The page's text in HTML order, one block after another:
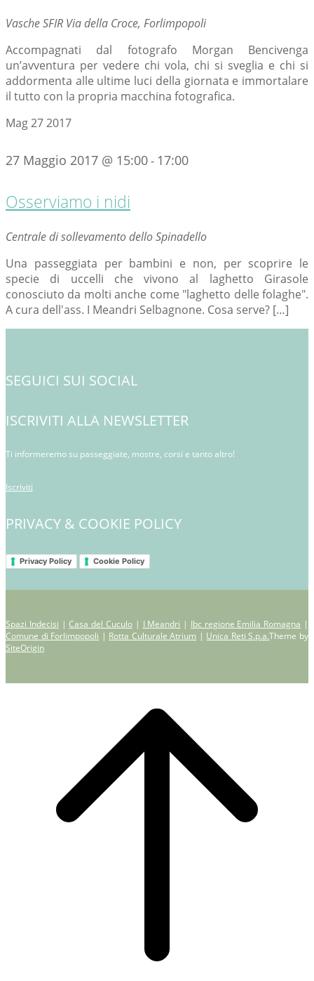
Vasche SFIR Via della Croce, Forlimpopoli
Accompagnati dal fotografo Morgan Bencivenga
un’avventura per vedere chi vola, chi si sveglia e chi si
addormenta alle ultime luci della giornata e immortalare
il tutto con la propria macchina fotografica.
Mag272017
27 Maggio 2017 @ 15:00- 17:00
Osserviamo i nidi
Centrale di sollevamento dello Spinadello
Una passeggiata per bambini e non, per scoprire le
specie di uccelli che vivono al laghetto Girasole
conosciuto da molti anche come "laghetto delle folaghe".
A cura dell'ass. I Meandri Selbagnone. Cosa serve? […]
SEGUICI SUI SOCIAL
ISCRIVITI ALLA NEWSLETTER
Ti informeremo su passeggiate, mostre, corsi e tanto altro!
Iscriviti
PRIVACY & COOKIE POLICY
Privacy Policy Cookie Policy
Spazi Indecisi |Casa del Cuculo| I Meandri | Ibc regione Emilia Romagna |
Comune di Forlimpopoli | Rotta Culturale Atrium | Unica Reti S.p.a.Theme by
SiteOrigin